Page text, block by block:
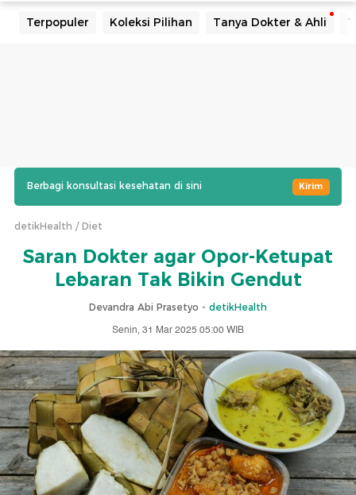
Terpopuler Koleksi Pilihan Tanya Dokter & Ahli
Berbagi konsultasi kesehatan di sini Kirim
detikHealth Diet
Saran Dokter agar Opor-Ketupat
Lebaran Tak Bikin Gendut
Devandra Abi Prasetyo - detikHealth
Senin, 31 Mar 2025 05:00 WIB